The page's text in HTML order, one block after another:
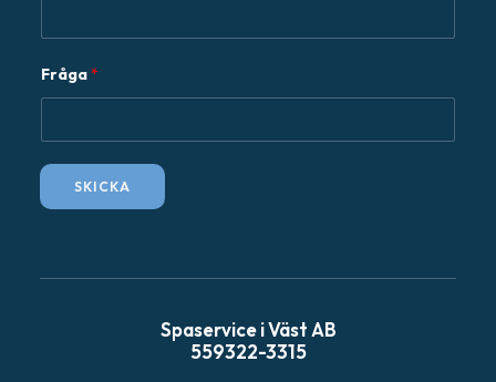
o
s
t
r
å
g
Fråga*
SKICKA
Spaservice i Väst AB
559322-3315